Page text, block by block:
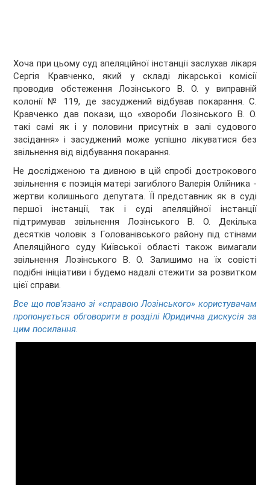
Хоча при цьому суд апеляційної інстанції заслухав лікаря
Сергія Кравченко, який у складі лікарської комісії
проводив обстеження Лозінського В. О. у виправній
колонії № 119, де засуджений відбував покарання. С.
Кравченко дав покази, що «хвороби Лозінського В. О.
такі самі як і у половини присутніх в залі судового
засідання» і засуджений може успішно лікуватися без
звільнення від відбування покарання.
Не дослідженою та дивною в цій спробі дострокового
звільнення є позиція матері загиблого Валерія Олійника -
жертви колишнього депутата. ЇЇ представник як в суді
першої інстанції, так і суді апеляційної інстанції
підтримував звільнення Лозінського В. О. Декілька
десятків чоловік з Голованівського району під стінами
Апеляційного суду Київської області також вимагали
звільнення Лозінського В. О. Залишимо на їх совісті
подібні ініціативи і будемо надалі стежити за розвитком
цієї справи.
Все що пов’язано зі «справою Лозінського» користувачам
пропонується обговорити в розділі Юридична дискусія за
цим посилання.